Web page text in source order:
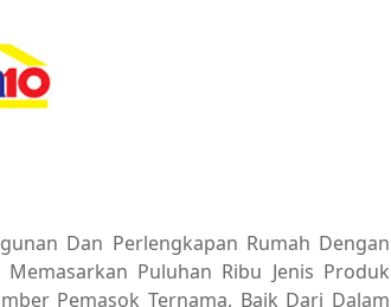
Dan Perlengkapan Rumah Dengan
Puluhan Ribu Jenis Produk
Pemasok Ternama, Baik Dari Dalam